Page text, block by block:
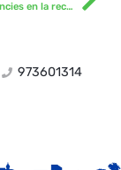
Possibles incidències en la recepció del senyal de televisió
973601314